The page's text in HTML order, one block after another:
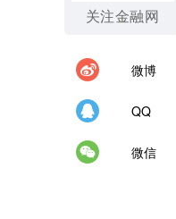
关注金融网
微博
QQ
微信